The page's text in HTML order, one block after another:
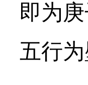
即为
五行